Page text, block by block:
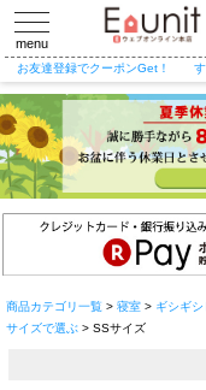
toggle
navigation
menu
お友達登録でクーポンGet！
商品カテゴリ一覧 > 寝室 > ギシギ
サイズで選ぶ > SSサイズ